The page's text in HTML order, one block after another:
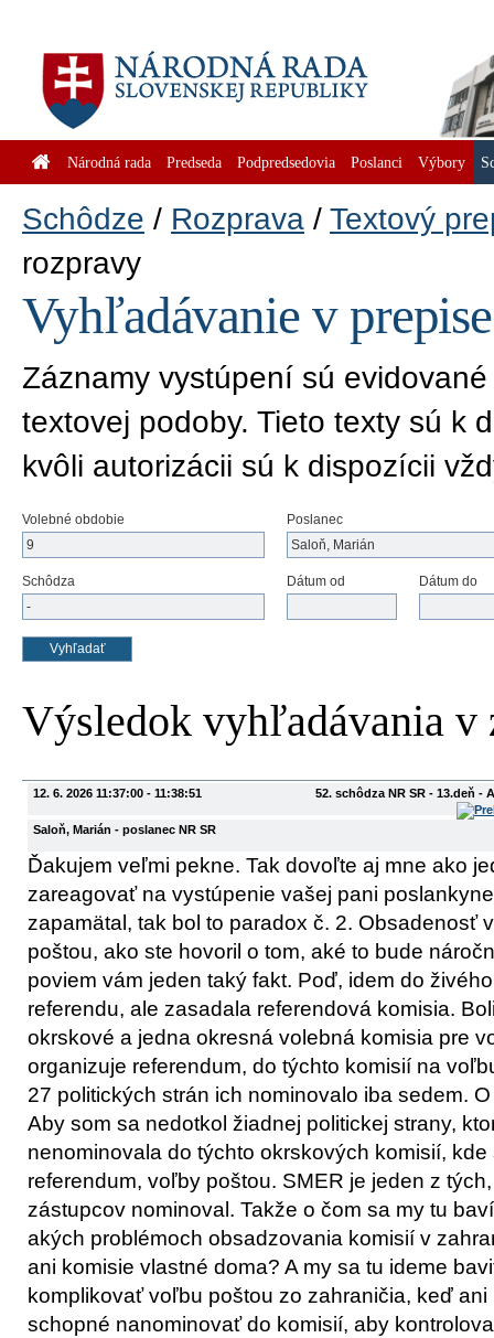
Národná rada Predseda Podpredsedovia Poslanci Výbory
Schôdze Rozprava
Textový
rozpravy
Vyhľadávanie v
Záznamy vystúpení sú
textovej podoby. Tieto texty sú k
kvôli autorizácii sú k dispozícii
Volebné obdobie Poslanec
Schôdza Dátum od Dátum do
Výsledok vyhľadávania v
12. 6. 2026 11:37:00 - 11:38:51 52. schôdza NR SR - 13.deň -
Saloň, Marián - poslanec NR SR
Ďakujem veľmi pekne. Tak dovoľte aj mne ako
zareagovať na vystúpenie vašej pani
zapamätal, tak bol to paradox č. 2. Obsadenosť
poštou, ako ste hovoril o tom, aké to bude
poviem vám jeden taký fakt. Poď, idem do
referendu, ale zasadala referendová komisia.
okrskové a jedna okresná volebná komisia pre
organizuje referendum, do týchto komisií na
27 politických strán ich nominovalo iba sedem.
Aby som sa nedotkol žiadnej politickej strany,
nenominovala do týchto okrskových komisií,
referendum, voľby poštou. SMER je jeden z
zástupcov nominoval. Takže o čom sa my tu
akých problémoch obsadzovania komisií v
ani komisie vlastné doma? A my sa tu ideme
komplikovať voľbu poštou zo zahraničia, keď
schopné nanominovať do komisií, aby